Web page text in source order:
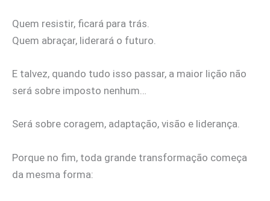
Quem resistir, ficará para trás.
Quem abraçar, liderará o futuro.
E talvez, quando tudo isso passar, a maior lição não
será sobre imposto nenhum…
Será sobre coragem, adaptação, visão e liderança.
Porque no fim, toda grande transformação começa
da mesma forma: